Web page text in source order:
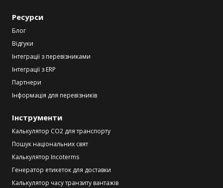
Ресурси
Блог
Відгуки
Інтеграції з перевізниками
Інтеграції з ERP
Партнери
Інформація для перевізників
Інструменти
Калькулятор CO2 для транспорту
Пошук національних свят
Калькулятор Incoterms
Генератор етикеток для доставки
Калькулятор часу транзиту вантажів